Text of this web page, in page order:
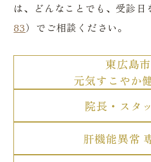
は、どんなことでも、受診日
83）でご相談ください。
東広島
元気すこやか
院長・スタ
肝機能異常